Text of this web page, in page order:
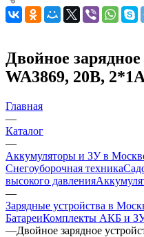
Двойное
WA3869, 20В, 2*1A
Главная
—
Каталог
—
Аккумуляторы и ЗУ в
Снегоуборочная техника
высокого давления
—
Зарядные устройства в
БатареиКомплекты АКБ и
—Двойное зарядное